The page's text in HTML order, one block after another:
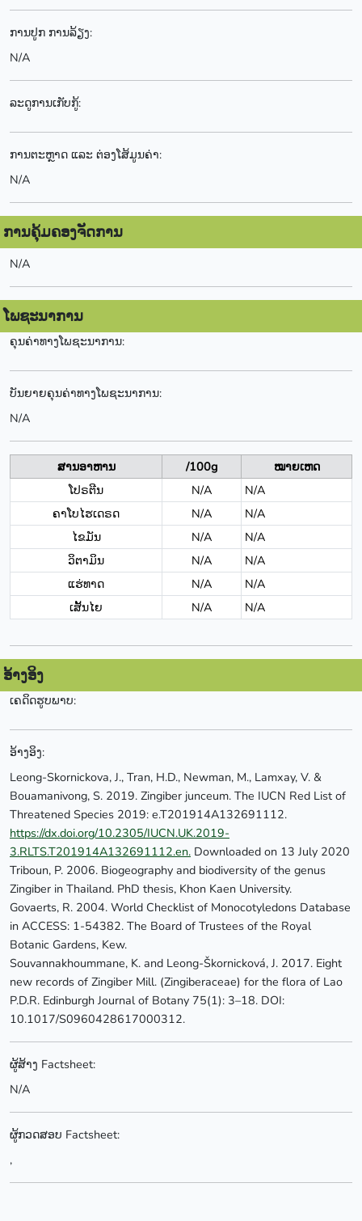
ການປູກ ການລ້ຽງ:
N/A
ລະດູການເກັບກູ້:
ການຕະຫຼາດ ແລະ ຕ່ອງໂສ້ມູນຄ່າ:
N/A
ການຄຸ້ມຄອງຈັດການ
N/A
ໂພຊະນາການ
ຄຸນຄ່າທາງໂພຊະນາການ:
ບັນຍາຍຄຸນຄ່າທາງໂພຊະນາການ:
N/A
ສານອາຫານ /100g
ໝາຍເຫດ
ໂປຣຕີນ
N/A
N/A
ຄາໂບໄຮເດຣດ
N/A
N/A
ໄຂມັນ
N/A
N/A
ວິຕາມິນ
N/A
N/A
ແຮ່ທາດ
N/A
N/A
ເສັ້ນໄຍ
N/A N/A
ອ້າງອິງ
ເຄດິດຮູບພາບ:
ອ້າງອິງ:
Leong-Skornickova, J., Tran, H.D., Newman, M., Lamxay, V. &
Bouamanivong, S. 2019. Zingiber junceum. The IUCN Red List of
Threatened Species 2019: e.T201914A132691112.
https://dx.doi.org/10.2305/IUCN.UK.2019-
3.RLTS.T201914A132691112.en. Downloaded on 13 July 2020
Triboun, P. 2006. Biogeography and biodiversity of the genus
Zingiber in Thailand. PhD thesis, Khon Kaen University.
Govaerts, R. 2004. World Checklist of Monocotyledons Database
in ACCESS: 1-54382. The Board of Trustees of the Royal
Botanic Gardens, Kew.
Souvannakhoummane, K. and Leong-Škornicková, J. 2017. Eight
new records of Zingiber Mill. (Zingiberaceae) for the flora of Lao
P.D.R. Edinburgh Journal of Botany 75(1): 3–18. DOI:
10.1017/S0960428617000312.
ຜູ້ສ້າງ Factsheet:
N/A
ຜູ້ກວດສອບ Factsheet:
,